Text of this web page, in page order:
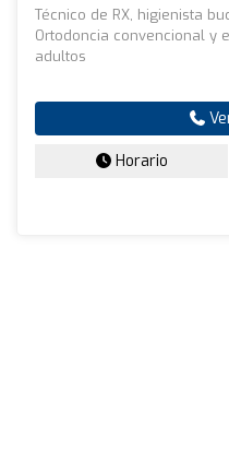
Técnico de RX, higienista
Ortodoncia convencional y
adultos
Horario